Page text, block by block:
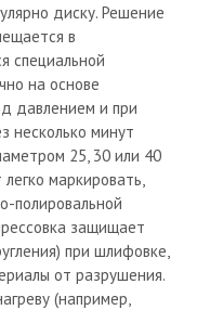
диску. Решение
в
специальной
на основе
давлением и при
несколько минут
25, 30 или 40
маркировать,
полировальной
защищает
при шлифовке,
от разрушения.
(например,